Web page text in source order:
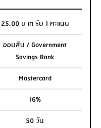
25.00 บาท รับ 1 คะแนน
ออมสิน / Government
Savings Bank
Mastercard
16%
50 วัน